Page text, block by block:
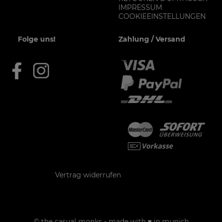
IMPRESSUM
COOKIEEINSTELLUNGEN
Folge uns! Zahlung / Versand
Vertrag widerrufen